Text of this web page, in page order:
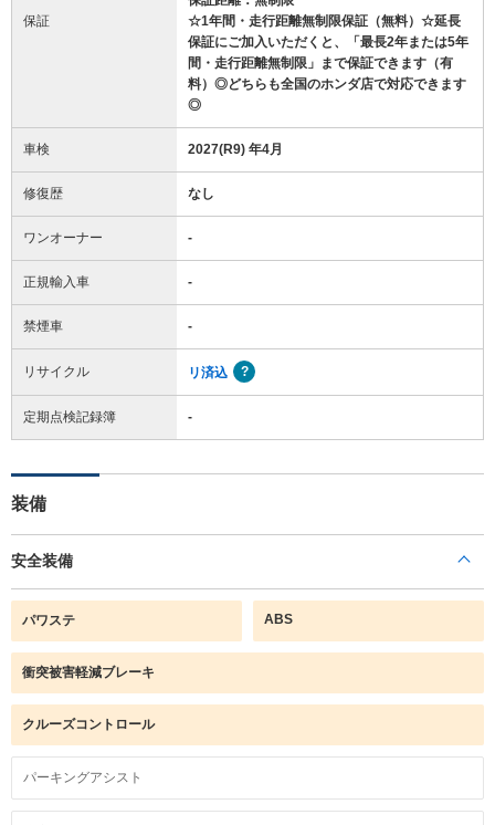
保証
☆1年間・走行距離無制限保証（無料）☆延長
保証にご加入いただくと、「最長2年または5年
間・走行距離無制限」まで保証できます（有
料）◎どちらも全国のホンダ店で対応できます
◎
車検 2027(R9) 年4月
修復歴 なし
ワンオーナー -
正規輸入車 -
禁煙車 -
リサイクル リ済込
定期点検記録簿 -
装備
安全装備
パワステ ABS
衝突被害軽減ブレーキ
クルーズコントロール
パーキングアシスト